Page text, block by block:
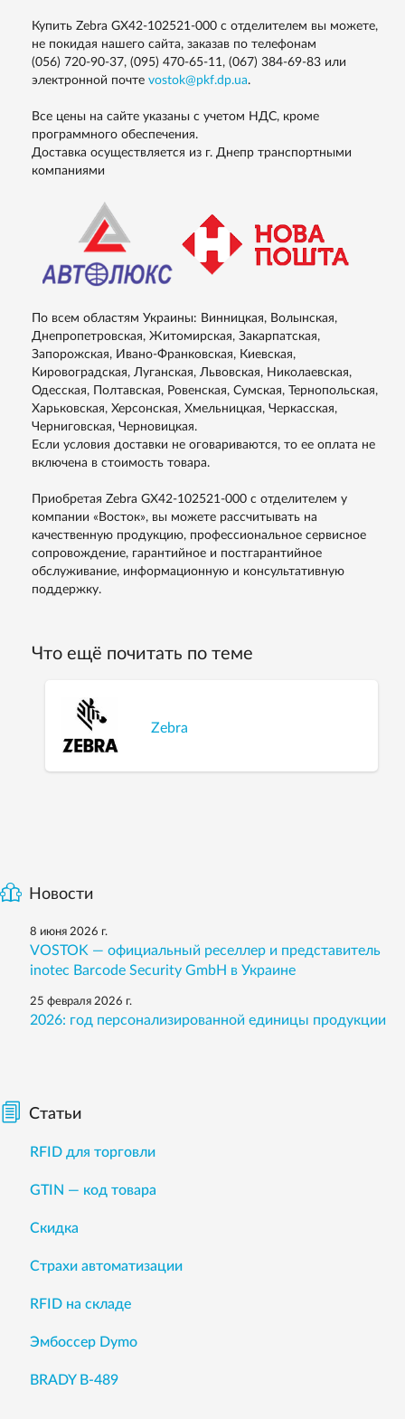
Купить Zebra GX42-102521-000 с отделителем вы можете,
не покидая нашего сайта, заказав по телефонам
(056) 720-90-37, (095) 470-65-11, (067) 384-69-83 или
электронной почте vostok@pkf.dp.ua.
Все цены на сайте указаны с учетом НДС, кроме
программного обеспечения.
Доставка осуществляется из г. Днепр транспортными
компаниями
По всем областям Украины: Винницкая, Волынская,
Днепропетровская, Житомирская, Закарпатская,
Запорожская, Ивано-Франковская, Киевская,
Кировоградская, Луганская, Львовская, Николаевская,
Одесская, Полтавская, Ровенская, Сумская, Тернопольская,
Харьковская, Херсонская, Хмельницкая, Черкасская,
Черниговская, Черновицкая.
Если условия доставки не оговариваются, то ее оплата не
включена в стоимость товара.
Приобретая Zebra GX42-102521-000 с отделителем у
компании «Восток», вы можете рассчитывать на
качественную продукцию, профессиональное сервисное
сопровождение, гарантийное и постгарантийное
обслуживание, информационную и консультативную
поддержку.
Что ещё почитать по теме
Zebra
Новости
8 июня 2026 г.
VOSTOK — официальный реселлер и представитель
inotec Barcode Security GmbH в Украине
25 февраля 2026 г.
2026: год персонализированной единицы продукции
Статьи
RFID для торговли
GTIN — код товара
Скидка
Страхи автоматизации
RFID на складе
Эмбоссер Dymo
BRADY B-489